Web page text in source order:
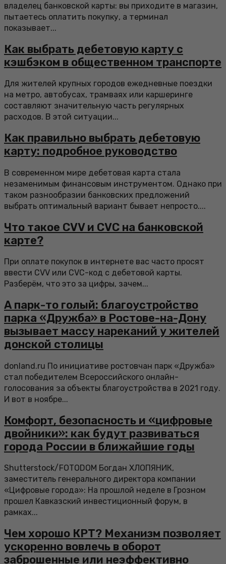
владелец банковской карты: вы приходите в магазин,
пытаетесь оплатить покупку, а терминал
показывает...
Как выбрать дебетовую карту с
кэшбэком в общественном транспорте
Для жителей крупных городов ежедневные поездки
на метро, автобусах, трамваях или каршеринге
составляют значительную часть регулярных
расходов. В этой ситуации...
Как правильно выбрать дебетовую
карту: подробное руководство
В современном мире дебетовая карта стала
незаменимым финансовым инструментом. Однако при
таком разнообразии банковских предложений
выбрать оптимальный вариант бывает непросто....
Что такое CVV и CVC на банковской
карте?
При оплате покупок в интернете вас часто просят
ввести CVV или CVC-код с дебетовой карты.
Разберём, что это за цифры, зачем...
А парк-то голый: благоустройство
парка «Дружба» в Ростове-на-Дону
вызывает массу нареканий у жителей
донской столицы
donland.ru По инициативе ростовчан парк «Дружба»
стал победителем Всероссийского онлайн-
голосования за объекты благоустройства в 2021 году.
И вот в ноябре...
Комфорт, безопасность и «цифровые
двойники»: как будут развиваться
города России в ближайшие годы
Shutterstock/FOTODOM Богдан ХЛОПЯНИК,
заместитель генерального директора компании
«Цифровые города»: На прошлой неделе в Грозном
прошел Кавказский инвестиционный форум, в
рамках...
Чем хорошо КРТ? Механизм позволяет
ускоренно вовлечь в оборот
заброшенные или неэффективно